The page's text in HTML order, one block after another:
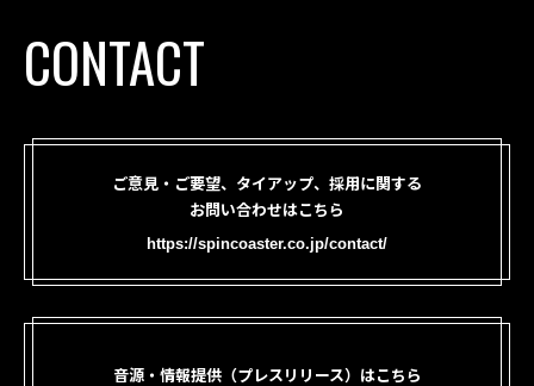
CONTACT
ご意見・ご要望、タイアップ、採用に関する
お問い合わせはこちら
https://spincoaster.co.jp/contact/
音源・情報提供（プレスリリース）はこちら